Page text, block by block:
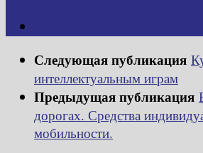
Следующая публикация
интеллектуальным играм
Предыдущая публикация
дорогах. Средства
мобильности.